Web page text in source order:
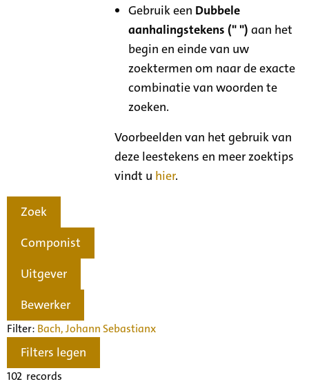
Gebruik een Dubbele
aanhalingstekens (" ") aan het
begin en einde van uw
zoektermen om naar de exacte
combinatie van woorden te
zoeken.
Voorbeelden van het gebruik van
deze leestekens en meer zoektips
vindt u hier.
Zoek
Componist
Uitgever
Bewerker
Filter: Bach, Johann Sebastianx
Filters legen
102 records